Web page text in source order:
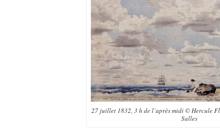
27 juillet 1832, 3 h de l’après midi © Hercule
Salles